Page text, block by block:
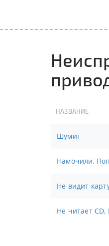
НАЗВАНИЕ
Шумит
Намочили,
Не видит
Не читает CD,